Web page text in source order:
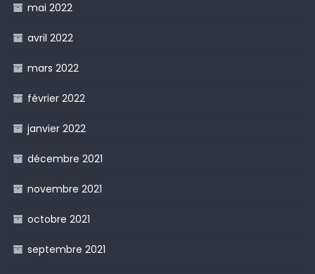
mai 2022
avril 2022
mars 2022
février 2022
janvier 2022
décembre 2021
novembre 2021
octobre 2021
septembre 2021